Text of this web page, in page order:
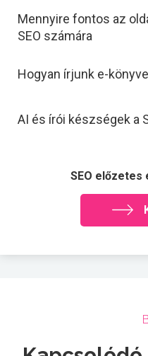
Mennyire fontos az
SEO számára
Hogyan írjunk e-
AI és írói készségek a
SEO